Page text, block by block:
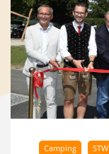
Camping STW